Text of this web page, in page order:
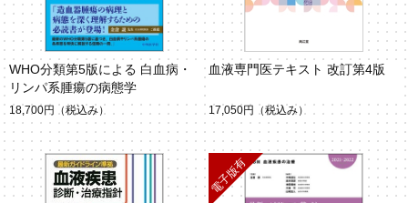
WHO分類第5版による 白血病・
リンパ系腫瘍の病態学
18,700円 （税込み）
血液専門医テキスト 改訂第4版
17,050円 （税込み）